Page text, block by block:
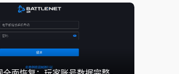
《人间地狱：越南》全平台公测来袭，全新机场